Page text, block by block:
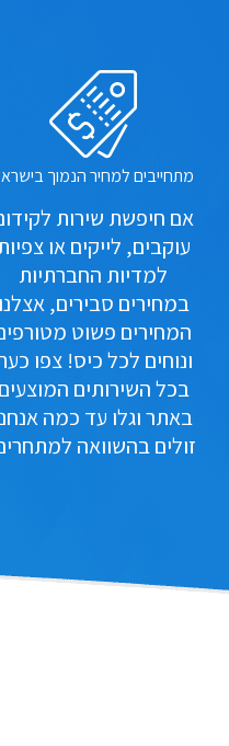
מתחייבים למחיר הנמוך
אם חיפשת שירות
עוקבים, לייקים או
למדיות החברתיות
במחירים סבירים, אצלנו
המחירים פשוט
ונוחים לכל כיס! צפו
בכל השירותים המוצעים
באתר וגלו עד כמה
זולים בהשוואה